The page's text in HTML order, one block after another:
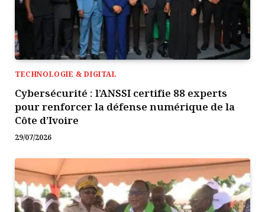
TECHNOLOGIE & DIGITAL
Cybersécurité : l’ANSSI certifie 88 experts
pour renforcer la défense numérique de la
Côte d’Ivoire
29/07/2026